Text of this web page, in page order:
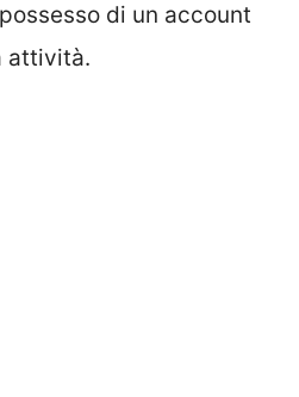
di un account
attività.